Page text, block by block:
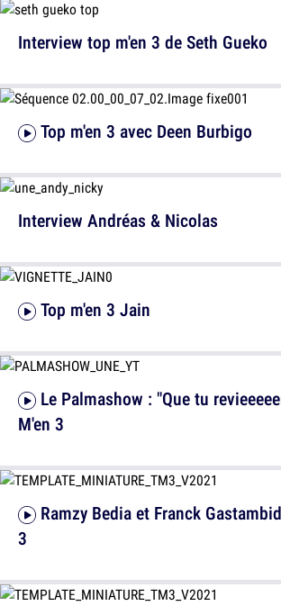
Interview top m'en 3 de Seth Gueko
Top m'en 3 Jain
M'en 3
Top m'en 3 avec Deen Burbigo
Interview Andréas & Nicolas
3